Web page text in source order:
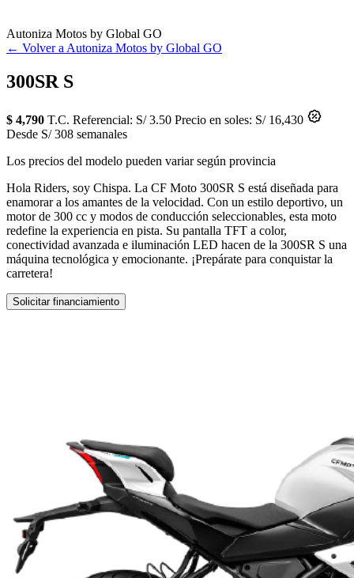
Autoniza Motos by Global GO
← Volver a Autoniza Motos by Global GO
300SR S
$ 4,790 T.C. Referencial: S/ 3.50 Precio en soles: S/ 16,430
Desde S/ 308 semanales
Los precios del modelo pueden variar según provincia
Hola Riders, soy Chispa. La CF Moto 300SR S está diseñada para
enamorar a los amantes de la velocidad. Con un estilo deportivo, un
motor de 300 cc y modos de conducción seleccionables, esta moto
redefine la experiencia en pista. Su pantalla TFT a color,
conectividad avanzada e iluminación LED hacen de la 300SR S una
máquina tecnológica y emocionante. ¡Prepárate para conquistar la
carretera!
Solicitar financiamiento